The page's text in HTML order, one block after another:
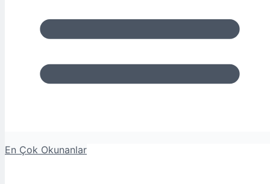
En Çok Okunanlar